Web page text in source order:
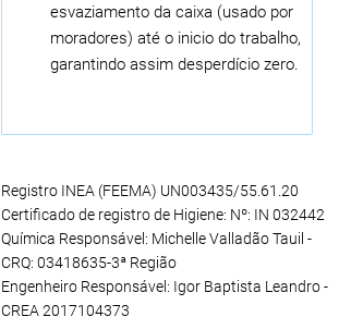
esvaziamento da caixa (usado por
moradores) até o inicio do trabalho,
garantindo assim desperdício zero.
Registro INEA (FEEMA) UN003435/55.61.20
Certificado de registro de Higiene: Nº: IN 032442
Química Responsável: Michelle Valladão Tauil -
CRQ: 03418635-3ª Região
Engenheiro Responsável: Igor Baptista Leandro -
CREA 2017104373